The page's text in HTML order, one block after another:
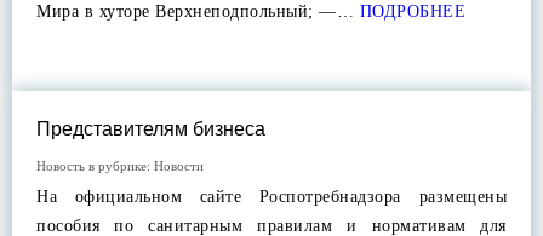
Мира в хуторе Верхнеподпольный; —… ПОДРОБНЕЕ
Представителям бизнеса
Новость в рубрике: Новости
На официальном сайте Роспотребнадзора размещены
пособия по санитарным правилам и нормативам для